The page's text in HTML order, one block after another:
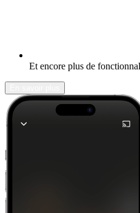
Et encore plus de